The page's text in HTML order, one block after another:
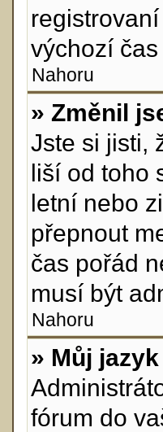
výchozí čas
Nahoru
» Změnil
Jste si jisti,
liší od toho
letní nebo
přepnout
čas pořád
musí být
Nahoru
» Můj
fórum do